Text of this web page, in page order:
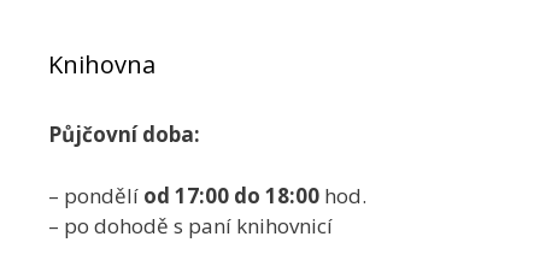
Knihovna
Půjčovní doba:
– pondělí od 17:00 do 18:00 hod.
– po dohodě s paní knihovnicí